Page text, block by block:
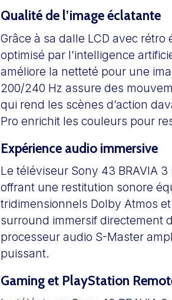
Qualité de l’image éclatante
Grâce à sa dalle LCD avec rétro
optimisé par l’intelligence
améliore la netteté pour une
200/240 Hz assure des
qui rend les scènes d’action
Pro enrichit les couleurs pour
Expérience audio immersive
Le téléviseur Sony 43 BRAVIA
offrant une restitution sonore
tridimensionnels Dolby Atmos
surround immersif directement
processeur audio S-Master
puissant.
Gaming et PlayStation